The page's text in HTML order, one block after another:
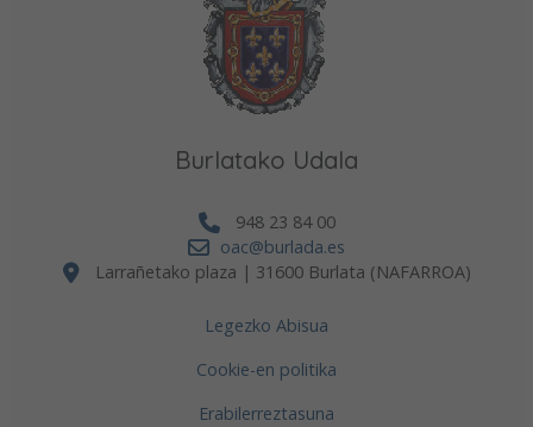
Burlatako Udala
948 23 84 00
oac@burlada.es
Larrañetako plaza | 31600 Burlata (NAFARROA)
Legezko Abisua
Cookie-en politika
Erabilerreztasuna